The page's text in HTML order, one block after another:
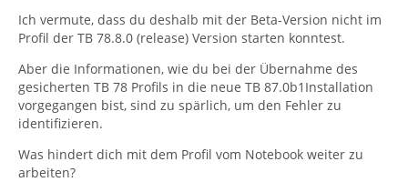
Ich vermute, dass du deshalb mit der Beta-Version nicht im
Profil der TB 78.8.0 (release) Version starten konntest.
Aber die Informationen, wie du bei der Übernahme des
gesicherten TB 78 Profils in die neue TB 87.0b1Installation
vorgegangen bist, sind zu spärlich, um den Fehler zu
identifizieren.
Was hindert dich mit dem Profil vom Notebook weiter zu
arbeiten?